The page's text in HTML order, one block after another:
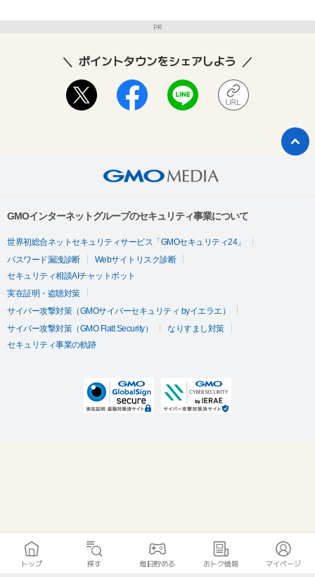
PR
ポイントタウンをシェアしよう
GMOインターネットグループのセキュリティ事業について
世界初総合ネットセキュリティサービス「GMOセキュリティ24」
パスワード漏洩診断
Webサイトリスク診断
セキュリティ相談AIチャットボット
実在証明・盗聴対策
サイバー攻撃対策（GMOサイバーセキュリティ byイエラエ）
サイバー攻撃対策（GMO Flatt Security）
なりすまし対策
セキュリティ事業の軌跡
トップ 探す 毎日貯める おトク情報 マイページ